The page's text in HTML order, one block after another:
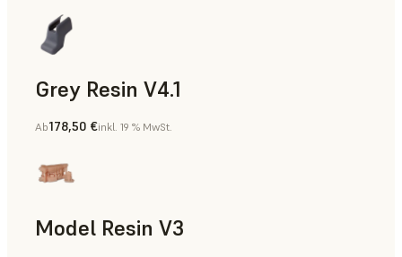
Grey Resin V4.1
Modelle und Requisiten, Fertigungshilfsmittel, Rapid
Ab178,50 €inkl. 19 % MwSt.
Model Resin V3